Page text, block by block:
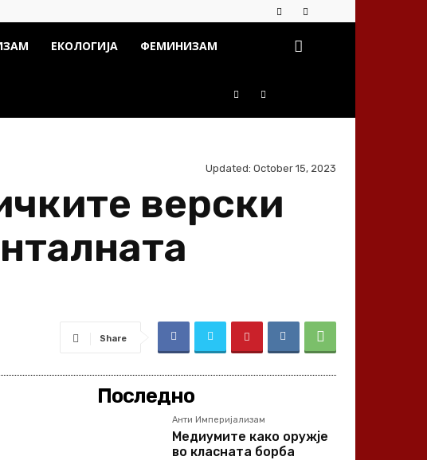
ЕКОЛОГИЈА ФЕМИНИЗАМ
Updated: October 15, 2023
верски
Share
Последно
Анти Империјализам
Медиумите како оружје
во класната борба